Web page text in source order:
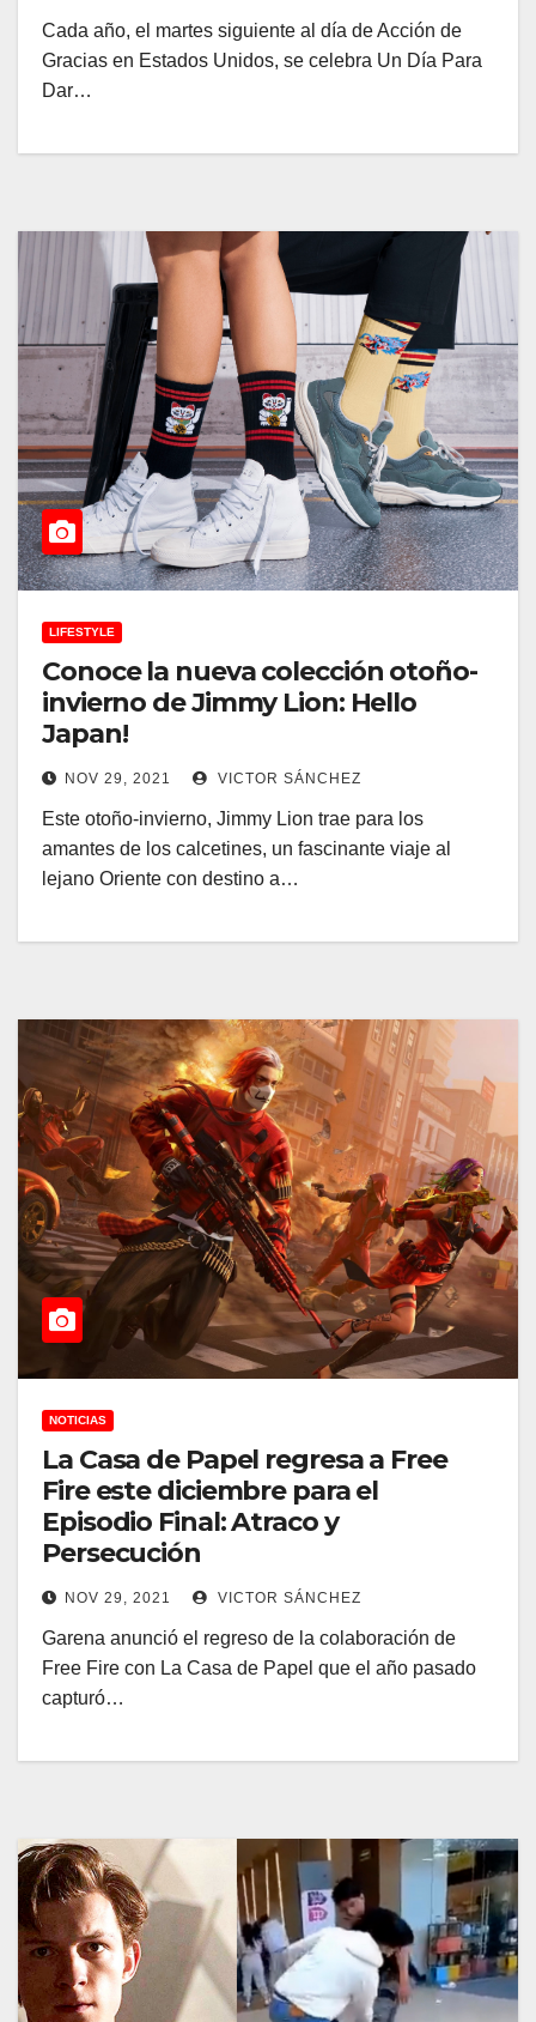
Cada año, el martes siguiente al día de Acción de
Gracias en Estados Unidos, se celebra Un Día Para
Dar…
LIFESTYLE
Conoce la nueva colección otoño-
invierno de Jimmy Lion: Hello
Japan!
NOV 29, 2021 VICTOR SÁNCHEZ
Este otoño-invierno, Jimmy Lion trae para los
amantes de los calcetines, un fascinante viaje al
lejano Oriente con destino a…
NOTICIAS
La Casa de Papel regresa a Free
Fire este diciembre para el
Episodio Final: Atraco y
Persecución
NOV 29, 2021 VICTOR SÁNCHEZ
Garena anunció el regreso de la colaboración de
Free Fire con La Casa de Papel que el año pasado
capturó…